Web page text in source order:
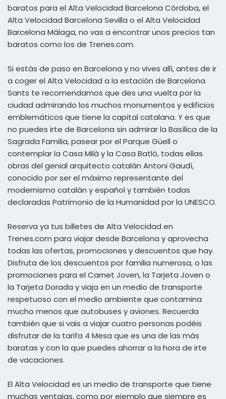
baratos para el Alta Velocidad Barcelona Córdoba, el
Alta Velocidad Barcelona Sevilla o el Alta Velocidad
Barcelona Málaga, no vas a encontrar unos precios tan
baratos como los de Trenes.com.
Si estás de paso en Barcelona y no vives allí, antes de ir
a coger el Alta Velocidad a la estación de Barcelona
Sants te recomendamos que des una vuelta por la
ciudad admirando los muchos monumentos y edificios
emblemáticos que tiene la capital catalana. Y es que
no puedes irte de Barcelona sin admirar la Basílica de la
Sagrada Familia, pasear por el Parque Güell o
contemplar la Casa Milà y la Casa Batló, todas ellas
obras del genial arquitecto catalán Antoni Gaudí,
conocido por ser el máximo representante del
modernismo catalán y español y también todas
declaradas Patrimonio de la Humanidad por la UNESCO.
Reserva ya tus billetes de Alta Velocidad en
Trenes.com para viajar desde Barcelona y aprovecha
todas las ofertas, promociones y descuentos que hay.
Disfruta de los descuentos por familia numerosa, o las
promociones para el Carnet Joven, la Tarjeta Joven o
la Tarjeta Dorada y viaja en un medio de transporte
respetuoso con el medio ambiente que contamina
mucho menos que autobuses y aviones. Recuerda
también que si vais a viajar cuatro personas podéis
disfrutar de la tarifa 4 Mesa que es una de las más
baratas y con la que puedes ahorrar a la hora de irte
de vacaciones.
El Alta Velocidad es un medio de transporte que tiene
muchas ventajas, como por ejemplo que siempre es